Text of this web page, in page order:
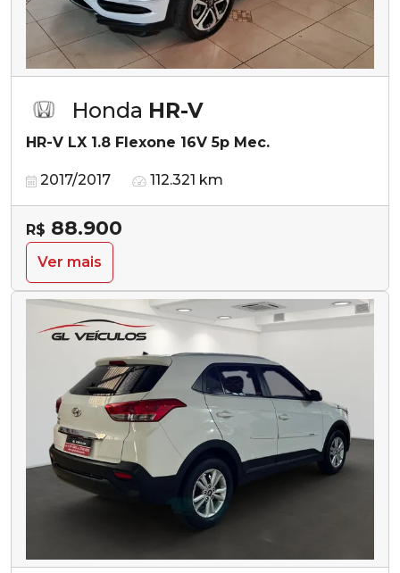
Honda HR-V
HR-V LX 1.8 Flexone 16V 5p Mec.
2017/2017 112.321 km
R$ 88.900
Ver mais